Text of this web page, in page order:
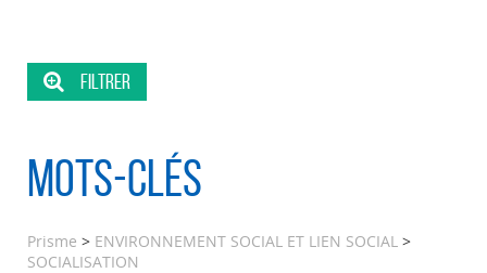
Mots-clés
Prisme > ENVIRONNEMENT SOCIAL ET LIEN SOCIAL >
SOCIALISATION